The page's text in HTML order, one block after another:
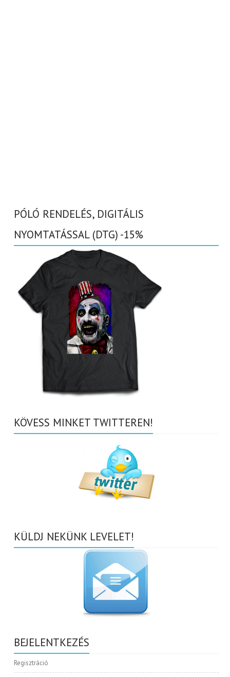
PÓLÓ RENDELÉS, DIGITÁLIS
NYOMTATÁSSAL (DTG) -15%
KÖVESS MINKET TWITTEREN!
KÜLDJ NEKÜNK LEVELET!
BEJELENTKEZÉS
Regisztráció